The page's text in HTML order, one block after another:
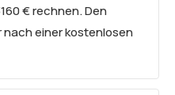
€ rechnen. Den
einer kostenlosen